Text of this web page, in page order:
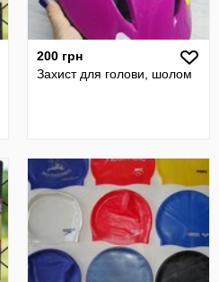
200 грн
Захист для голови, шолом